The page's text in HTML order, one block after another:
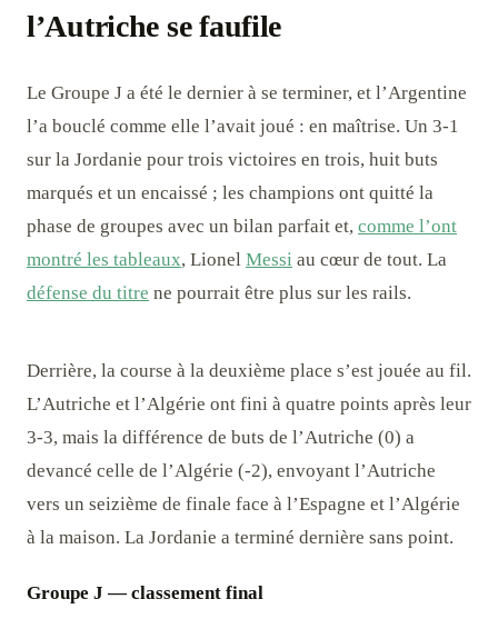
l’Autriche se faufile
Le Groupe J a été le dernier à se terminer, et l’Argentine
l’a bouclé comme elle l’avait joué : en maîtrise. Un 3-1
sur la Jordanie pour trois victoires en trois, huit buts
marqués et un encaissé ; les champions ont quitté la
phase de groupes avec un bilan parfait et, comme l’ont
montré les tableaux, Lionel Messi au cœur de tout. La
défense du titre ne pourrait être plus sur les rails.
Derrière, la course à la deuxième place s’est jouée au fil.
L’Autriche et l’Algérie ont fini à quatre points après leur
3-3, mais la différence de buts de l’Autriche (0) a
devancé celle de l’Algérie (-2), envoyant l’Autriche
vers un seizième de finale face à l’Espagne et l’Algérie
à la maison. La Jordanie a terminé dernière sans point.
Groupe J — classement final